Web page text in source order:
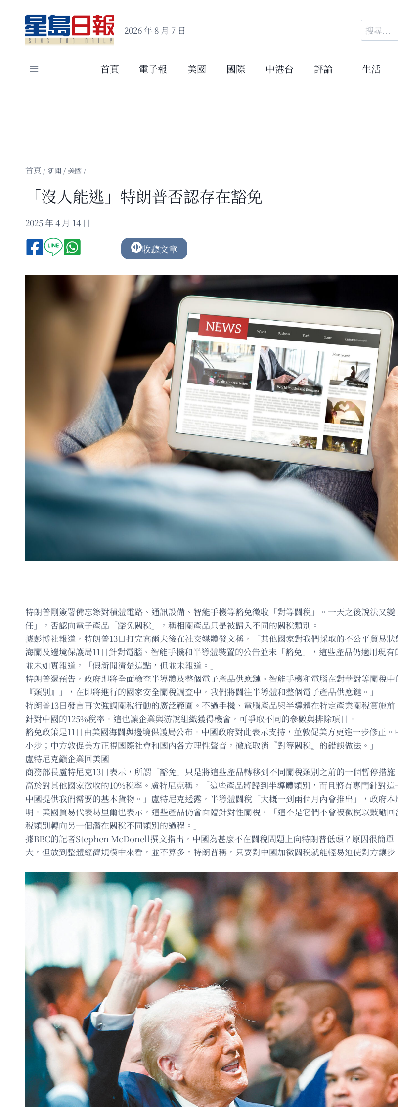
content
2026 年 8 月 7 日
搜
尋
鍵
首頁 電子報 美國 國際 中港台 評論 生活
/新聞 / 美國 /
「沒人能逃」特朗普否認存在豁免
2025 年 4 月 14 日
收聽文章
特朗普剛簽署備忘錄對積體電路、通訊設備、智能手機等豁免徵收「對等關稅」。一天之後說法
任」，否認向電子產品「豁免關稅」，稱相關產品只是被歸入不同的關稅類別。
據彭博社報道，特朗普13日打完高爾夫後在社交媒體發文稱，「其他國家對我們採取的不公平貿易
海關及邊境保護局11日針對電腦、智能手機和半導體裝置的公告並未「豁免」，這些產品仍適用現
並未如實報道，「假新聞清楚這點，但並未報道。」
特朗普還預告，政府即將全面檢查半導體及整個電子產品供應鏈。智能手機和電腦在對華對等關稅
『類別』」，在即將進行的國家安全關稅調查中，我們將關注半導體和整個電子產品供應鏈。」
特朗普13日發言再次強調關稅行動的廣泛範圍。不過手機、電腦產品與半導體在特定產業關稅實施
針對中國的125%稅率。這也讓企業與游說組織獲得機會，可爭取不同的參數與排除項目。
豁免政策是11日由美國海關與邊境保護局公布。中國政府對此表示支持，並敦促美方更進一步修正
小步；中方敦促美方正視國際社會和國內各方理性聲音，徹底取消『對等關稅』的錯誤做法。」
盧特尼克籲企業回美國
商務部長盧特尼克13日表示，所謂「豁免」只是將這些產品轉移到不同關稅類別之前的一個暫停措
高於對其他國家徵收的10%稅率。盧特尼克稱，「這些產品將歸到半導體類別，而且將有專門針對
中國提供我們需要的基本貨物。」盧特尼克透露，半導體關稅「大概一到兩個月內會推出」，政府
明。美國貿易代表葛里爾也表示，這些產品仍會面臨針對性關稅，「這不是它們不會被徵稅以鼓勵
稅類別轉向另一個潛在關稅不同類別的過程。」
據BBC的記者Stephen McDonell撰文指出，中國為甚麼不在關稅問題上向特朗普低頭？原因很簡
大，但放到整體經濟規模中來看，並不算多。特朗普稱，只要對中國加徵關稅就能輕易迫使對方讓